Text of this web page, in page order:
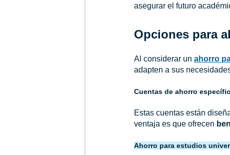
asegurar el futuro
Opciones para
Al considerar un ahorro
adapten a sus
Cuentas de ahorro
Estas cuentas están
ventaja es que ofrecen
Ahorro para estudios